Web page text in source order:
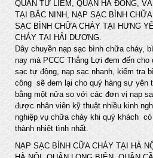
QUẬN TỪ LIÊM, QUẬN HÀ ĐÔNG,
TẠI BẮC NINH, NẠP SẠC BÌNH
SẠC BÌNH CHỮA CHÁY TẠI HƯNG
CHÁY TẠI HẢI DƯƠNG.
Dây chuyền nạp sạc bình chữa cháy,
nay mà PCCC Thắng Lợi đem đến cho
sạc tự động, nạp sạc nhanh, kiểm tra
công sẽ đem lại cho quý hàng sự yên
bằng một nửa so với các đơn vị nạp
được nhân viên kỹ thuật nhiều kinh
nghiệp vụ chữa cháy khi quý khách
thành nhiệt tình nhất.
NẠP SẠC BÌNH CỮA CHÁY TẠI HÀ